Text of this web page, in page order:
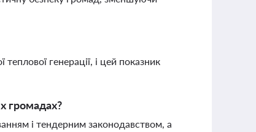
генерації, і цей показник
громадах?
і тендерним законодавством, а